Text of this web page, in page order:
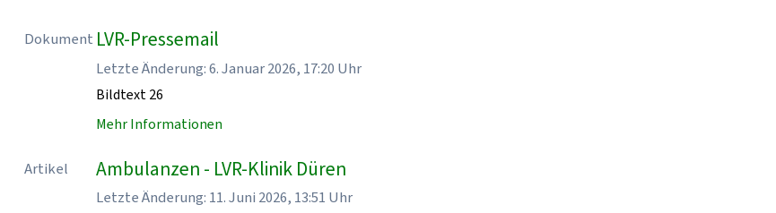
Dokument LVR-Pressemail
Letzte Änderung: 6. Januar 2026, 17:20 Uhr
Bildtext 26
Mehr Informationen
Artikel Ambulanzen - LVR-Klinik Düren
Letzte Änderung: 11. Juni 2026, 13:51 Uhr